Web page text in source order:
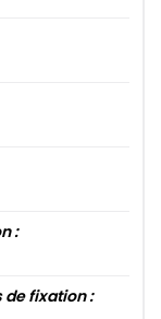
:
fixation :